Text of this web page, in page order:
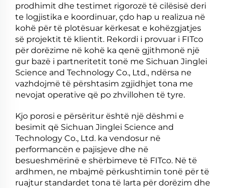
prodhimit dhe testimet rigorozë të cilësisë deri
te logjistika e koordinuar, çdo hap u realizua në
kohë për të plotësuar kërkesat e kohëzgjatjes
së projektit të klientit. Rekordi i provuar i FITco
për dorëzime në kohë ka qenë gjithmonë një
gur bazë i partneritetit tonë me Sichuan Jinglei
Science and Technology Co., Ltd., ndërsa ne
vazhdojmë të përshtasim zgjidhjet tona me
nevojat operative që po zhvillohen të tyre.
Kjo porosi e përsëritur është një dëshmi e
besimit që Sichuan Jinglei Science and
Technology Co., Ltd. ka vendosur në
performancën e pajisjeve dhe në
besueshmërinë e shërbimeve të FITco. Në të
ardhmen, ne mbajmë përkushtimin tonë për të
ruajtur standardet tona të larta për dorëzim dhe